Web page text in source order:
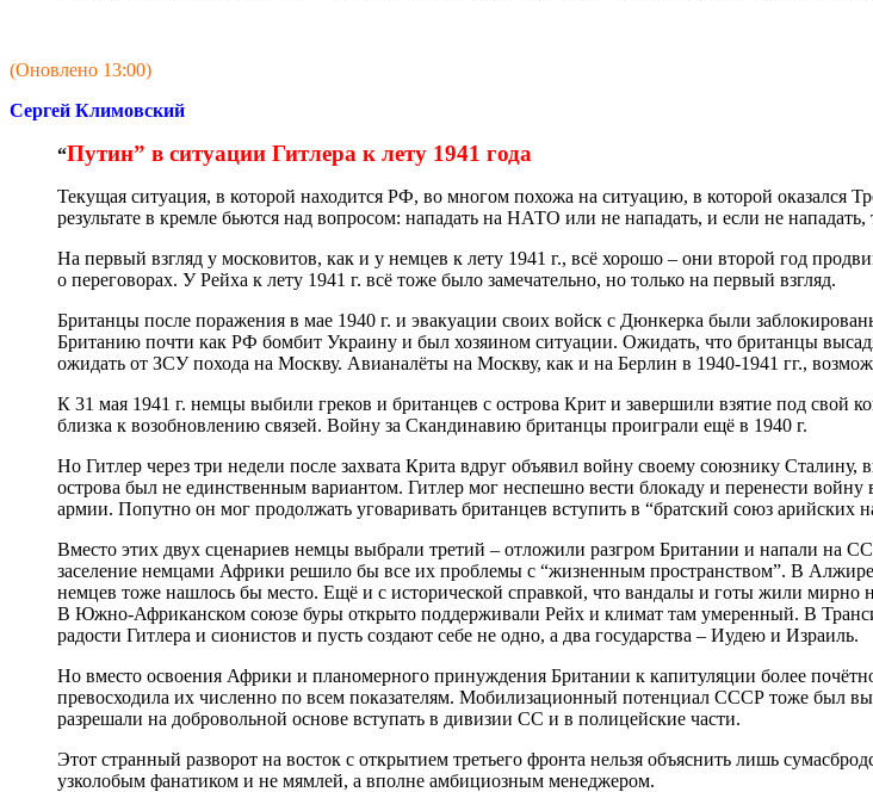
(Оновлено 13:00)
Сергей Климовский
“Путин” в ситуации Гитлера к лету 1941 года
Текущая ситуация, в которой находится РФ, во многом похожа на ситуацию, в которой оказался
результате в кремле бьются над вопросом: нападать на НАТО или не нападать, и если не нападать,
На первый взгляд у московитов, как и у немцев к лету 1941 г., всё хорошо – они второй год
о переговорах. У Рейха к лету 1941 г. всё тоже было замечательно, но только на первый взгляд.
Британцы после поражения в мае 1940 г. и эвакуации своих войск с Дюнкерка были
Британию почти как РФ бомбит Украину и был хозяином ситуации. Ожидать, что британцы
ожидать от ЗСУ похода на Москву. Авианалёты на Москву, как и на Берлин в 1940-1941 гг.,
К 31 мая 1941 г. немцы выбили греков и британцев с острова Крит и завершили взятие под
близка к возобновлению связей. Войну за Скандинавию британцы проиграли ещё в 1940 г.
Но Гитлер через три недели после захвата Крита вдруг объявил войну своему союзнику
острова был не единственным вариантом. Гитлер мог неспешно вести блокаду и перенести
армии. Попутно он мог продолжать уговаривать британцев вступить в “братский союз арийских
Вместо этих двух сценариев немцы выбрали третий – отложили разгром Британии и напали на
заселение немцами Африки решило бы все их проблемы с “жизненным пространством”. В
немцев тоже нашлось бы место. Ещё и с исторической справкой, что вандалы и готы жили мирно
В Южно-Африканском союзе буры открыто поддерживали Рейх и климат там умеренный. В
радости Гитлера и сионистов и пусть создают себе не одно, а два государства – Иудею и Израиль.
Но вместо освоения Африки и планомерного принуждения Британии к капитуляции более
превосходила их численно по всем показателям. Мобилизационный потенциал СССР тоже был
разрешали на добровольной основе вступать в дивизии СС и в полицейские части.
Этот странный разворот на восток с открытием третьего фронта нельзя объяснить лишь
узколобым фанатиком и не мямлей, а вполне амбициозным менеджером.